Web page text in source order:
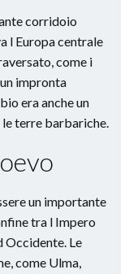
corridoio
l Europa centrale
come i
impronta
era anche un
terre barbariche.
un importante
tra l Impero
Occidente. Le
come Ulma,